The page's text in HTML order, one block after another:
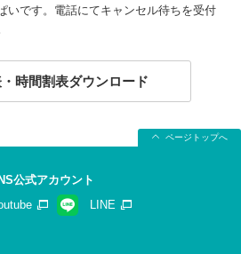
いです。電話にてキャンセル待ちを受付
時間割表ダウンロード
ページトップへ
公式アカウント
LINE